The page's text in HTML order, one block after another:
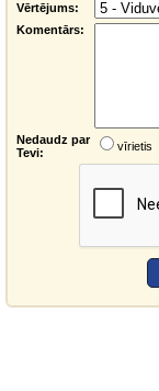
Vērtējums:
Komentārs:
Nedaudz par
Tevi:
vīrietis